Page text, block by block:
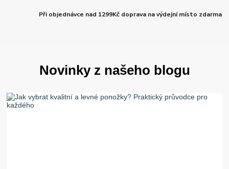
Při objednávce nad 1299Kč doprava na výdejní místo zdarma
Novinky z našeho blogu